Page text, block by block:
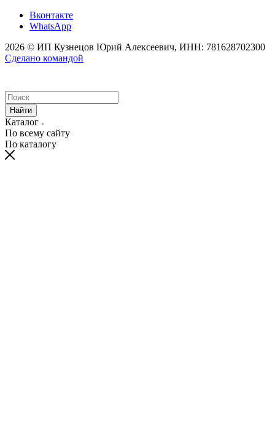
Вконтакте
WhatsApp
2026 © ИП Кузнецов Юрий Алексеевич, ИНН: 781628702300
Сделано командой
Найти
Каталог
По всему сайту
По каталогу